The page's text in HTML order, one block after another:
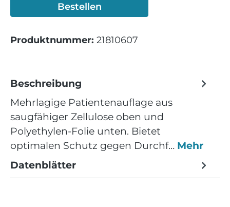
Bestellen
Produktnummer: 21810607
Beschreibung
Mehrlagige Patientenauflage aus
saugfähiger Zellulose oben und
Polyethylen-Folie unten. Bietet
optimalen Schutz gegen Durchf… Mehr
Datenblätter